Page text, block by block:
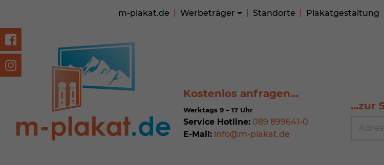
m-plakat.de Werbeträger Standorte Plakatgestaltung
...zur
Kostenlos anfragen…
Werktags 9 – 17 Uhr
Service Hotline: 089 899641-0
E-Mail: info@m-plakat.de